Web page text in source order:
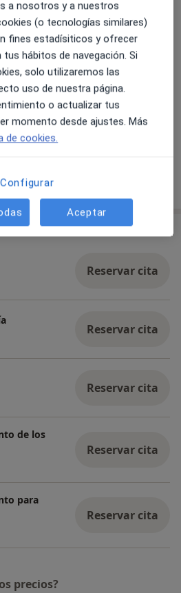
más detalles
sobre la experiencia
Reservar cita
Reservar cita
Reservar cita
de los
Reservar cita
para
Reservar cita
precios?
a nosotros y a nuestros
(o tecnologías similares)
fines estadísiticos y ofrecer
hábitos de navegación. Si
solo utilizaremos las
uso de nuestra página.
o actualizar tus
momento desde ajustes. Más
de cookies.
Configurar
Aceptar